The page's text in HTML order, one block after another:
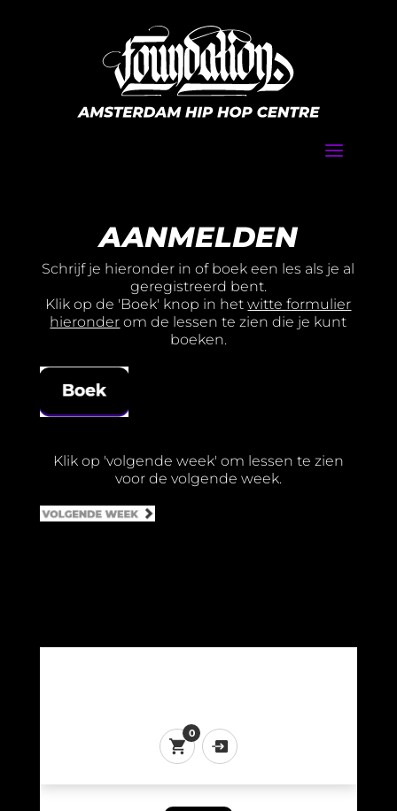
a
AANMELDEN
Schrijf je hieronder in of boek een les als je al
geregistreerd bent.
Klik op de 'Boek' knop in hetwitte formulier
hieronder om de lessen te zien die je kunt
boeken.
Klik op 'volgende week' om lessen te zien
voor de volgende week.